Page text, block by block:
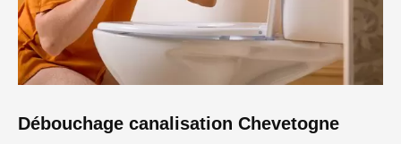
Débouchage canalisation Chevetogne